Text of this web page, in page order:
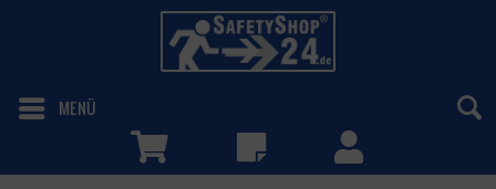
MENÜ